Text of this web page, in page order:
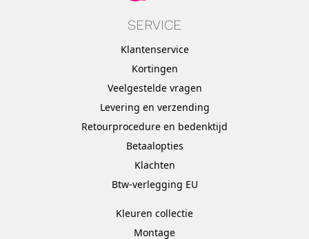
SERVICE
Klantenservice
Kortingen
Veelgestelde vragen
Levering en verzending
Retourprocedure en bedenktijd
Betaalopties
Klachten
Btw-verlegging EU
Kleuren collectie
Montage